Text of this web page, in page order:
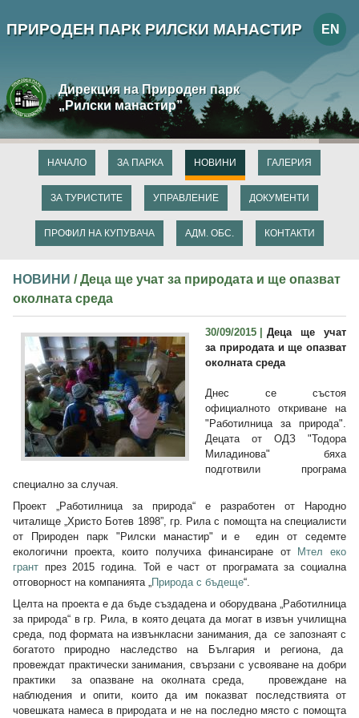
ПРИРОДЕН ПАРК РИЛСКИ МАНАСТИР EN
Дирекция на Природен парк
„Рилски манастир”
НАЧАЛО ЗА ПАРКА НОВИНИ
ЗА ТУРИСТИТЕ УПРАВЛЕНИЕ
ПРОФИЛ НА КУПУВАЧА
ДОКУМЕНТИ
ГАЛЕРИЯ
АДМ. ОБС. КОНТАКТИ
НОВИНИ / Деца ще учат за природата и ще опазват
околната среда
30/09/2015 |
Деца ще учат
за природата и ще опазват
околната среда
Днес се състоя
официалното откриване на
"Работилница за природа".
Децата от ОДЗ "Тодора
Миладинова" бяха
подготвили програма
специално за случая.
Проект „Работилница за природа“ е разработен от Народно
читалище „Христо Ботев 1898”, гр. Рила с помощта на специалисти
от Природен парк "Рилски манастир" и е един от седемте
екологични проекта, които получиха финансиране от
Мтел еко
грант през 2015 година. Той е част от програмата за социална
отговорност на компанията „Природа с бъдеще“.
Целта на проекта е да бъде създадена и оборудвана „Работилница
за природа“ в гр. Рила, в която децата да могат в извън училищна
среда, под формата на извънкласни занимания, да се запознаят с
богатото природно наследство на България и региона, да
провеждат практически занимания, свързани с усвояване на добри
практики за опазване на околната среда, провеждане на
наблюдения и опити, които да им показват последствията от
човешката намеса в природата и не на последно място с помощта